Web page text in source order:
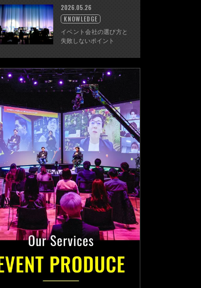
イベント会社の選び方と
失敗しないポイント
2026.05.26
KNOWLEDGE